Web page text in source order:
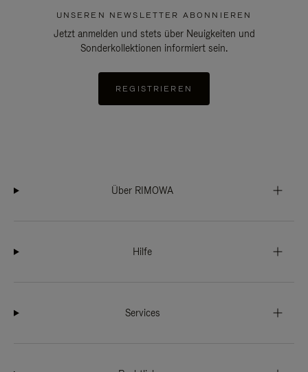
UNSEREN NEWSLETTER ABONNIEREN
Jetzt anmelden und stets über Neuigkeiten und
Sonderkollektionen informiert sein.
REGISTRIEREN
Über RIMOWA
Hilfe
Services